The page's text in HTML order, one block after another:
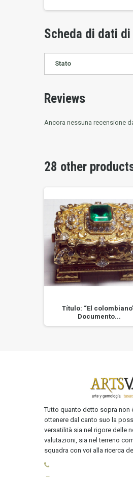
Scheda di dati di
Stato
Reviews
Ancora nessuna recensione
28 other
Título: “El
Documento...
Tutto quanto detto sopra non
ottenere dal canto suo la
versatilità sia nel rigore delle
valutazioni, sia nel terreno
squadra con voi alla ricerca